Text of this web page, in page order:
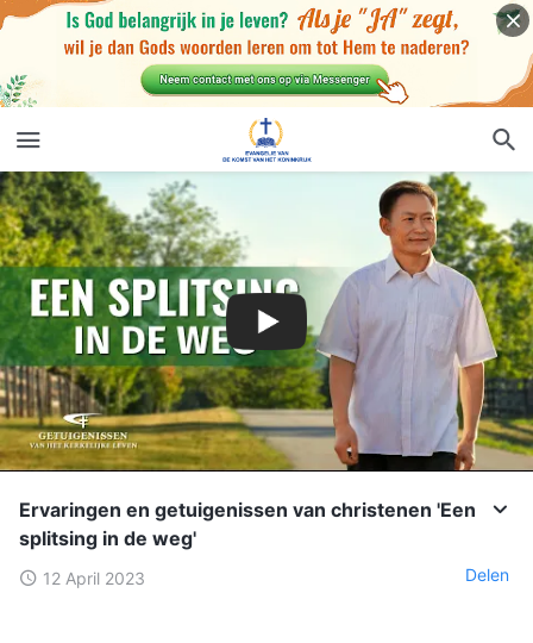
Ervaringen en getuigenissen van christenen 'Een
splitsing in de weg'
12 April 2023 Delen